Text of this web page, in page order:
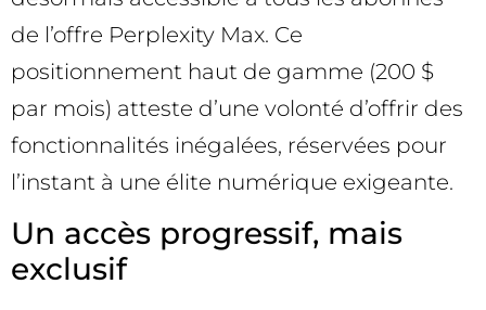
de l’offre Perplexity Max. Ce
positionnement haut de gamme (200 $
par mois) atteste d’une volonté d’offrir des
fonctionnalités inégalées, réservées pour
l’instant à une élite numérique exigeante.
Un accès progressif, mais
exclusif